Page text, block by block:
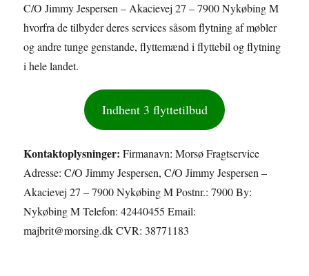
C/O Jimmy Jespersen – Akacievej 27 – 7900 Nykøbing M
hvorfra de tilbyder deres services såsom flytning af møbler
og andre tunge genstande, flyttemænd i flyttebil og flytning
i hele landet.
Indhent 3 flyttetilbud
Kontaktoplysninger: Firmanavn: Morsø Fragtservice
Adresse: C/O Jimmy Jespersen, C/O Jimmy Jespersen –
Akacievej 27 – 7900 Nykøbing M Postnr.: 7900 By:
Nykøbing M Telefon: 42440455 Email:
majbrit@morsing.dk CVR: 38771183